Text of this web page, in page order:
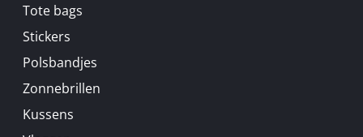
Tote bags
Stickers
Polsbandjes
Zonnebrillen
Kussens